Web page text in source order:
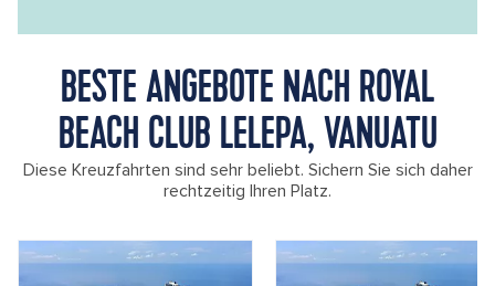
BESTE ANGEBOTE NACH ROYAL
BEACH CLUB LELEPA, VANUATU
Diese Kreuzfahrten sind sehr beliebt. Sichern Sie sich daher
rechtzeitig Ihren Platz.